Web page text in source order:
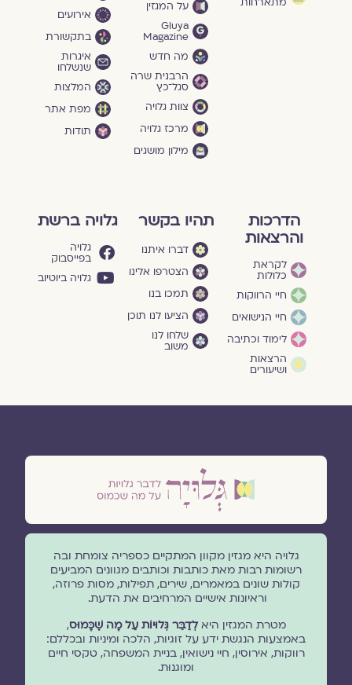
על המגזין
Gluya
Magazine
מה חדש
הרבנית שרה
סגל־כץ
צוות גלויה
מרכז גלויה
מילון מושגים
אירועים
בתקשורת
איגרות
שנשלחו
המלצות
מפת אתר
תודות
הדרכות
והרצאות
לקראת
כלולות
חיי הרווקות
חיי הנישואים
לימוד וכתיבה
הרצאות
ושיעורים
תהיו בקשר
דברו איתנו
הצטרפו אלינו
תמכו בנו
הציעו לנו תוכן
שלחו לנו
משוב
גלויה ברשת
גלויה
בפייסבוק
גלויה ביוטיוב
גלויה היא מגזין מקוון המתקיים כספריה צומחת ובה
רשומות רבות מאת כותבות וכותבים מגוונים המביעים
קולות שונים במאמרים, שירים, תפילות, מסות פרוזה,
וראיונות אישיים המרחיבים את הדעת.
מטרת המגזין היאלְדַבֵּר גְּלוּיוֹת עַל מָה שֶׁכָּמוּס,
באמצעות הנגשת ידע על זוגיות, הלכה ומיניות ובכללם:
רווקות, אירוסין, חיי נישואין, בניית המשפחה, טקסי חיים
ומוגנוּת.